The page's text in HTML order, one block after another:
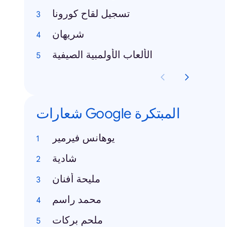
تسجيل لقاح كورونا
شريهان
الألعاب الأولمبية الصيفية
شعارات Google المبتكرة
يوهانس فيرمير
شادية
مليحة أفنان
محمد راسم
ملحم بركات